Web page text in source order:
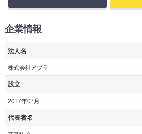
企業情報
法人名
株式会社アプラ
設立
2017年07月
代表者名